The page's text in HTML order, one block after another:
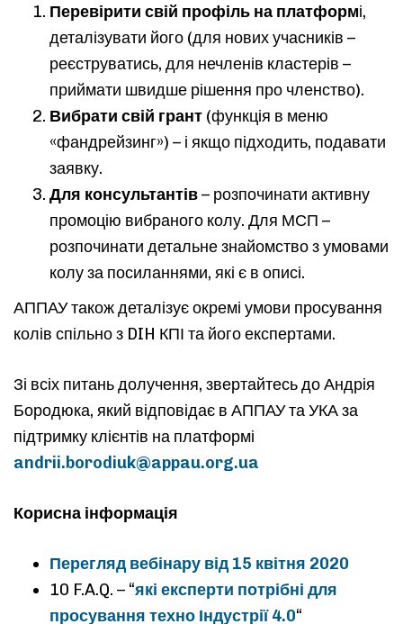
Перевірити свій профіль на платформі,
деталізувати його (для нових учасників –
реєструватись, для нечленів кластерів –
приймати швидше рішення про членство).
Вибрати свій грант (функція в меню
«фандрейзинг») – і якщо підходить, подавати
заявку.
Для консультантів– розпочинати активну
промоцію вибраного колу. Для МСП –
розпочинати детальне знайомство з умовами
колу за посиланнями, які є в описі.
АППАУ також деталізує окремі умови просування
колів спільно з DIH КПІ та його експертами.
Зі всіх питань долучення, звертайтесь до Андрія
Бородюка, який відповідає в АППАУ та УКА за
підтримку клієнтів на платформі
andrii.borodiuk@appau.org.ua
Корисна інформація
Перегляд вебінару від 15 квітня 2020
10 F.A.Q. – “які експерти потрібні для
просування техно Індустрії 4.0“